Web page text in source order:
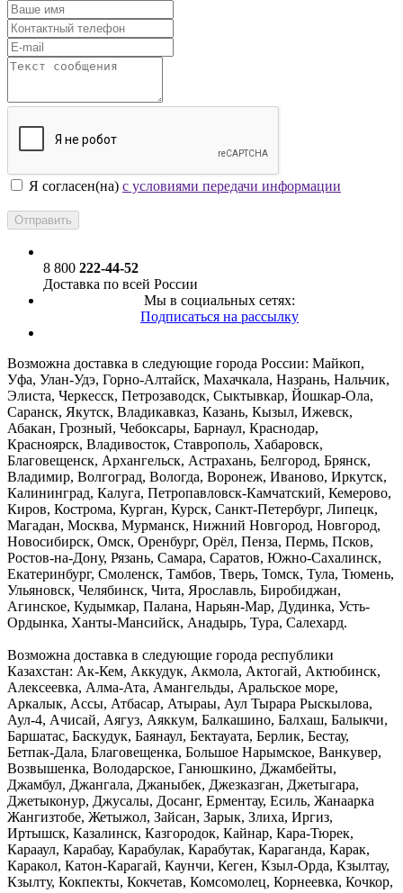
Я согласен(на) с условиями передачи информации
8 800 222-44-52
Доставка по всей России
Мы в социальных сетях:
Подписаться на рассылку
Возможна доставка в следующие города России: Майкоп,
Уфа, Улан-Удэ, Горно-Алтайск, Махачкала, Назрань, Нальчик,
Элиста, Черкесск, Петрозаводск, Сыктывкар, Йошкар-Ола,
Саранск, Якутск, Владикавказ, Казань, Кызыл, Ижевск,
Абакан, Грозный, Чебоксары, Барнаул, Краснодар,
Красноярск, Владивосток, Ставрополь, Хабаровск,
Благовещенск, Архангельск, Астрахань, Белгород, Брянск,
Владимир, Волгоград, Вологда, Воронеж, Иваново, Иркутск,
Калининград, Калуга, Петропавловск-Камчатский, Кемерово,
Киров, Кострома, Курган, Курск, Санкт-Петербург, Липецк,
Магадан, Москва, Мурманск, Нижний Новгород, Новгород,
Новосибирск, Омск, Оренбург, Орёл, Пенза, Пермь, Псков,
Ростов-на-Дону, Рязань, Самара, Саратов, Южно-Сахалинск,
Екатеринбург, Смоленск, Тамбов, Тверь, Томск, Тула, Тюмень,
Ульяновск, Челябинск, Чита, Ярославль, Биробиджан,
Агинское, Кудымкар, Палана, Нарьян-Мар, Дудинка, Усть-
Ордынка, Ханты-Мансийск, Анадырь, Тура, Салехард.
Возможна доставка в следующие города республики
Казахстан: Ак-Кем, Аккудук, Акмола, Актогай, Актюбинск,
Алексеевка, Алма-Ата, Амангельды, Аральское море,
Аркалык, Ассы, Атбасар, Атыраы, Аул Тырара Рыскылова,
Аул-4, Ачисай, Аягуз, Аяккум, Балкашино, Балхаш, Балыкчи,
Баршатас, Баскудук, Баянаул, Бектауата, Берлик, Бестау,
Бетпак-Дала, Благовещенка, Большое Нарымское, Ванкувер,
Возвышенка, Володарское, Ганюшкино, Джамбейты,
Джамбул, Джангала, Джаныбек, Джезказган, Джетыгара,
Джетыконур, Джусалы, Досанг, Ерментау, Есиль, Жанаарка
Жангизтобе, Жетыжол, Зайсан, Зарык, Злиха, Иргиз,
Иртышск, Казалинск, Казгородок, Кайнар, Кара-Тюрек,
Карааул, Карабау, Карабулак, Карабутак, Караганда, Карак,
Каракол, Катон-Карагай, Каунчи, Кеген, Кзыл-Орда, Кзылтау,
Кзылту, Кокпекты, Кокчетав, Комсомолец, Корнеевка, Кочкор,